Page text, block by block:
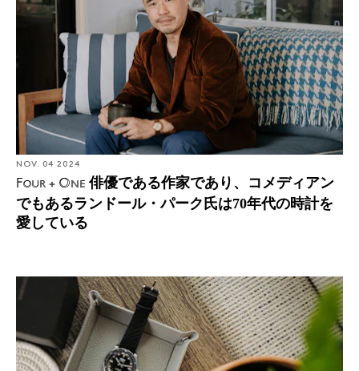
NOV. 04 2024
Four + One 俳優である作家であり、コメディアン
でもあるランドール・パーク氏は70年代の時計を
愛している